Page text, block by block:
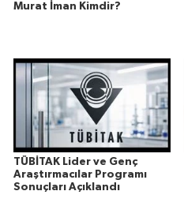
Murat İman Kimdir?
TÜBİTAK Lider ve Genç
Araştırmacılar Programı
Sonuçları Açıklandı